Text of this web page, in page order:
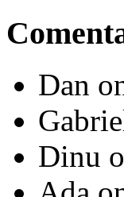
Dan
Dinu